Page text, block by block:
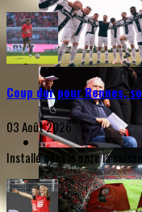
Coup dur pour Rennes,
03 Août 2026
Installé dans le onze la